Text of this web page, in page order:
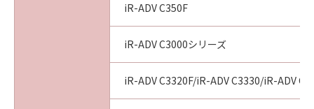
iR-ADV C350F
iR-ADV C3000シリーズ
iR-ADV C3320F/iR-ADV C3330/iR-ADV